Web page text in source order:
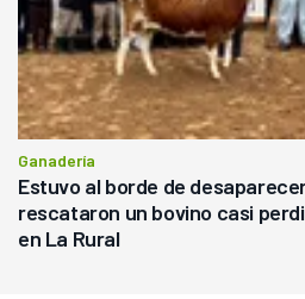
Ganadería
Estuvo al borde de
rescataron un bovino casi
en La Rural